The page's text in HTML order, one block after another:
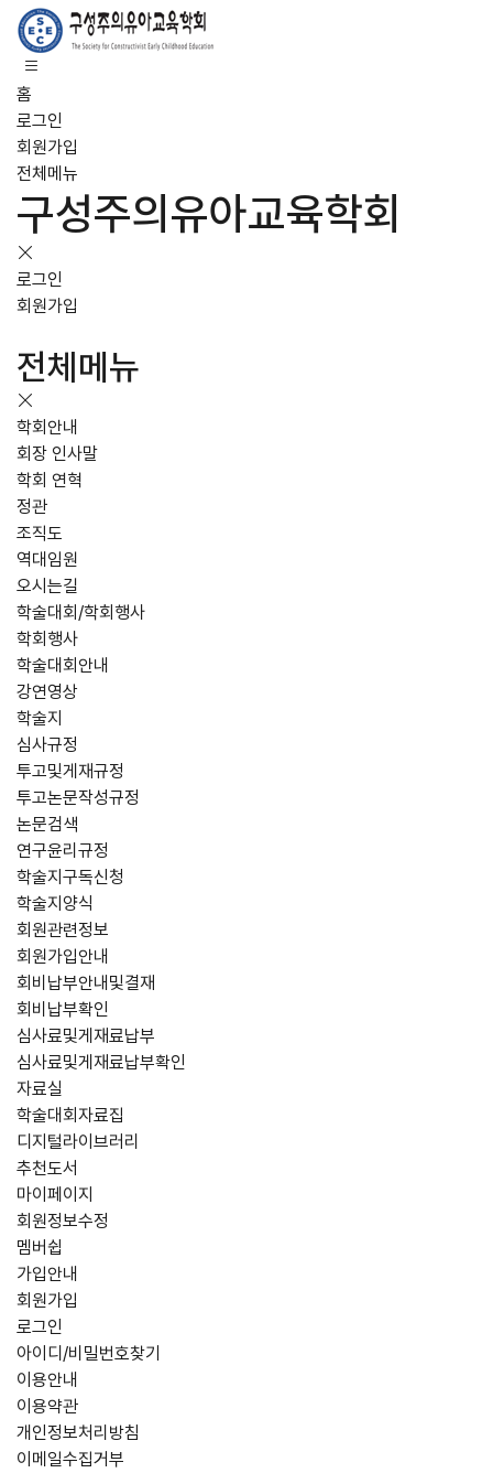
홈
로그인
회원가입
전체메뉴
구성주의유아교육학회
로그인
회원가입
전체메뉴
학회안내
회장 인사말
학회 연혁
정관
조직도
역대임원
오시는길
학술대회/학회행사
학회행사
학술대회안내
강연영상
학술지
심사규정
투고및게재규정
투고논문작성규정
논문검색
연구윤리규정
학술지구독신청
학술지양식
회원관련정보
회원가입안내
회비납부안내및결재
회비납부확인
심사료및게재료납부
심사료및게재료납부확인
자료실
학술대회자료집
디지털라이브러리
추천도서
마이페이지
회원정보수정
멤버쉽
가입안내
회원가입
로그인
아이디/비밀번호찾기
이용안내
이용약관
개인정보처리방침
이메일수집거부